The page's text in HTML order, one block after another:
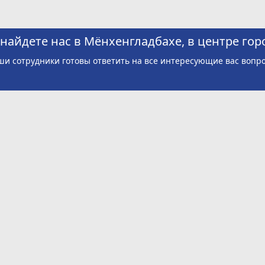
нас в Мёнхенгладбахе, в центре
сотрудники готовы ответить на все интересующие вас